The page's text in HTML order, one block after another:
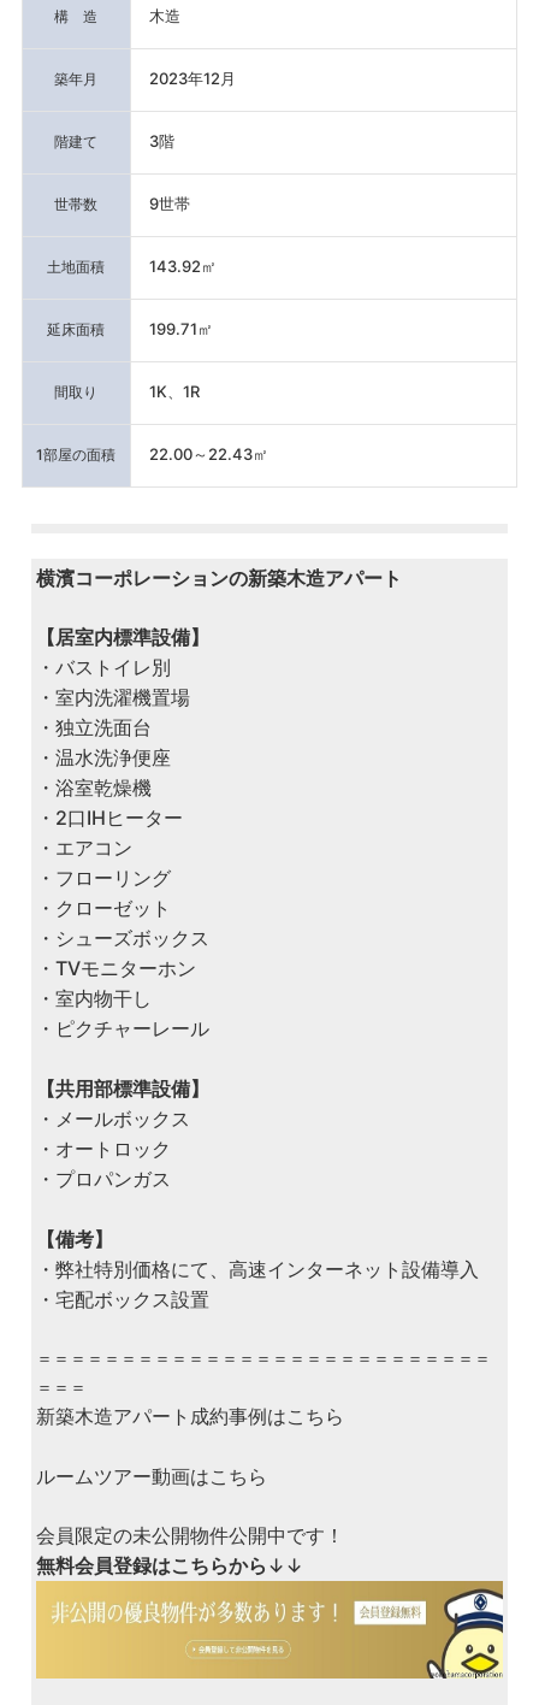
構 造 木造
築年月 2023年12月
階建て 3階
世帯数 9世帯
土地面積 143.92㎡
延床面積 199.71㎡
間取り 1K、1R
1部屋の面積 22.00～22.43㎡
横濱コーポレーションの新築木造アパート
【居室内標準設備】
・バストイレ別
・室内洗濯機置場
・独立洗面台
・温水洗浄便座
・浴室乾燥機
・2口IHヒーター
・エアコン
・フローリング
・クローゼット
・シューズボックス
・TVモニターホン
・室内物干し
・ピクチャーレール
【共用部標準設備】
・メールボックス
・オートロック
・プロパンガス
【備考】
・弊社特別価格にて、高速インターネット設備導入
・宅配ボックス設置
＝＝＝＝＝＝＝＝＝＝＝＝＝＝＝＝＝＝＝＝＝＝＝＝＝＝＝
＝＝＝
新築木造アパート成約事例はこちら
ルームツアー動画はこちら
会員限定の未公開物件公開中です！
無料会員登録はこちらから ↓↓